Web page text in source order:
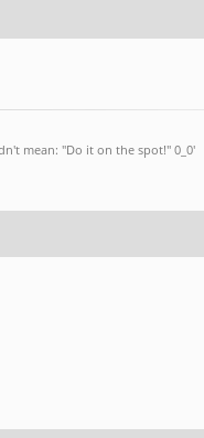
mean: "Do it on the spot!" 0_0'